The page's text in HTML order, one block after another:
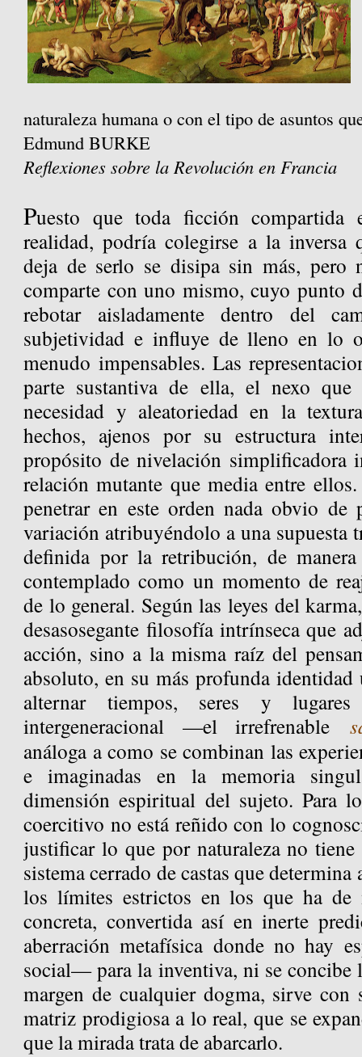
naturaleza humana o con el tipo de asuntos
Edmund BURKE
Reflexiones sobre la Revolución en Francia
Puesto que toda ficción compartida
realidad, podría colegirse a la inversa
deja de serlo se disipa sin más, pero
comparte con uno mismo, cuyo punto
rebotar aisladamente dentro del
subjetividad e influye de lleno en lo
menudo impensables. Las
parte sustantiva de ella, el nexo que
necesidad y aleatoriedad en la
hechos, ajenos por su estructura
propósito de nivelación simplificadora
relación mutante que media entre
penetrar en este orden nada obvio de
variación atribuyéndolo a una supuesta
definida por la retribución, de
contemplado como un momento de
de lo general. Según las leyes del
desasosegante filosofía intrínseca que
acción, sino a la misma raíz del
absoluto, en su más profunda identidad
alternar tiempos, seres y
intergeneracional —el irrefrenable
análoga a como se combinan las
e imaginadas en la memoria
dimensión espiritual del sujeto. Para
coercitivo no está reñido con lo
justificar lo que por naturaleza no
sistema cerrado de castas que
los límites estrictos en los que ha de
concreta, convertida así en inerte
aberración metafísica donde no hay
social— para la inventiva, ni se concibe
margen de cualquier dogma, sirve con
matriz prodigiosa a lo real, que se
que la mirada trata de abarcarlo.